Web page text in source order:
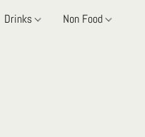
Drinks Non Food